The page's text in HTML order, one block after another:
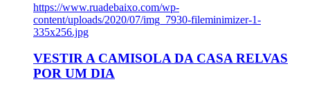
https://www.ruadebaixo.com/wp-
content/uploads/2020/07/img_7930-fileminimizer-1-
335x256.jpg
VESTIR A CAMISOLA DA CASA RELVAS
POR UM DIA